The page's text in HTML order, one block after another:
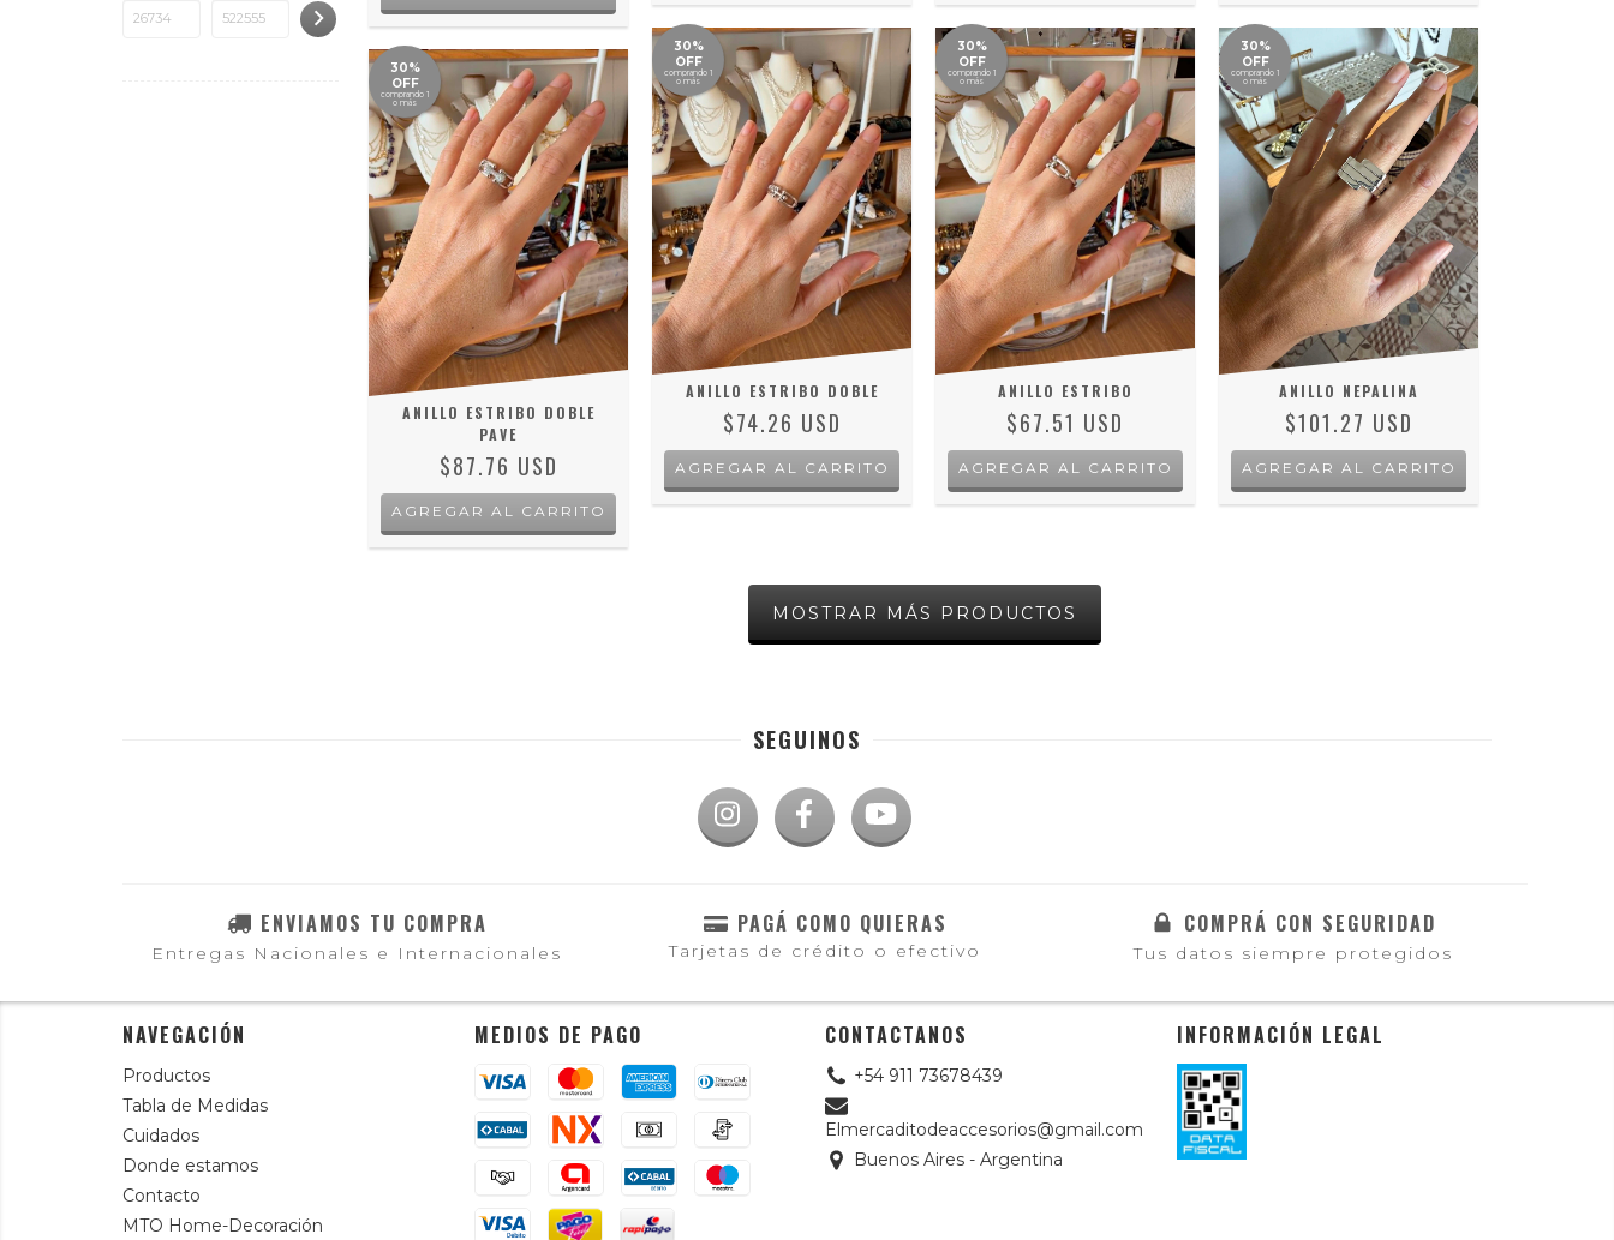
30%
OFF
comprando 1
o más
ANILLO ESTRIBO DOBLE
PAVE
$87.76 USD
AGREGAR AL CARRITO
30%
OFF
comprando 1
o más
ANILLO ESTRIBO DOBLE
$74.26 USD
AGREGAR AL CARRITO
30%
OFF
comprando 1
o más
ANILLO ESTRIBO
$67.51 USD
AGREGAR AL CARRITO
30%
OFF
comprando 1
o más
ANILLO NEPALINA
$101.27 USD
AGREGAR AL CARRITO
MOSTRAR MÁS PRODUCTOS
SEGUINOS
ENVIAMOS TU COMPRA
Entregas Nacionales e Internacionales
PAGÁ COMO QUIERAS
Tarjetas de crédito o efectivo
COMPRÁ CON SEGURIDAD
Tus datos siempre protegidos
NAVEGACIÓN
Productos
Tabla de Medidas
Cuidados
Donde estamos
Contacto
MTO Home-Decoración
MEDIOS DE PAGO CONTACTANOS
+54 911 73678439
Elmercaditodeaccesorios@gmail.com
Buenos Aires - Argentina
INFORMACIÓN LEGAL